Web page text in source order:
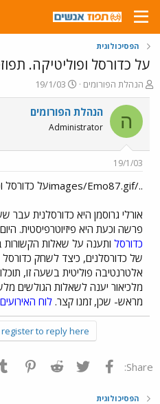
הפסיכולוגית
על כדורסל ופוליטיקה. תפוזLive
פ
ו
ת
ח
ה
ש
הנהלת הפורומים
פ
ו
ר
ם
ר
י
19/1/03
ה הנהלת הפורומים
Administrator
19/1/03
../images/Emo87.gifעל כדורסל ופוליטיקה. תפוזLive
אורלי גרוסמן היא כדורסלנית
פרשה וכעת היא פיזיוטרפיסטית. היום ב-18:00 היא
כדורסל ותענה על שאלות הקשורות
של כדורסלנים, כיצד לשחק כדורסל
אלטרנטיבה פוליטית בשעה זו,
מלכיאור יענה לשאלות הגולשים
מראש- שכן, זמנו קצר.לוח
to reply here.
Share: פייסבוק Twitter
Reddit
הפסיכולוגית